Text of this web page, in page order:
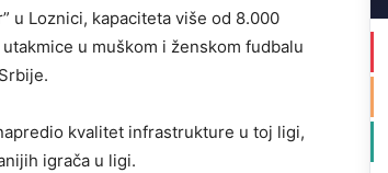
u Loznici, kapaciteta više od 8.000
u muškom i ženskom fudbalu
kvalitet infrastrukture u toj ligi,
igrača u ligi.